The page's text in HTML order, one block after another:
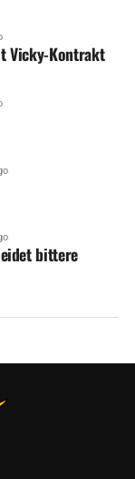
Vicky-Kontrakt
bittere